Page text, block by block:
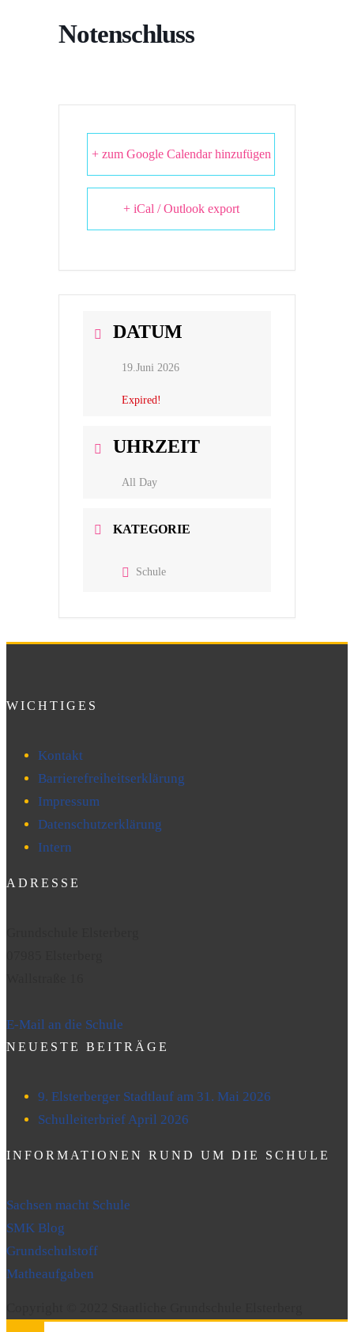
Notenschluss
+ zum Google Calendar hinzufügen
+ iCal / Outlook export
DATUM
19.Juni 2026
Expired!
UHRZEIT
All Day
KATEGORIE
Schule
WICHTIGES
Kontakt
Barrierefreiheitserklärung
Impressum
Datenschutzerklärung
Intern
ADRESSE
E-Mail an die Schule
NEUESTE BEITRÄGE
9. Elsterberger Stadtlauf am 31. Mai 2026
Schulleiterbrief April 2026
INFORMATIONEN RUND UM DIE SCHULE
Sachsen macht Schule
SMK Blog
Grundschulstoff
Matheaufgaben